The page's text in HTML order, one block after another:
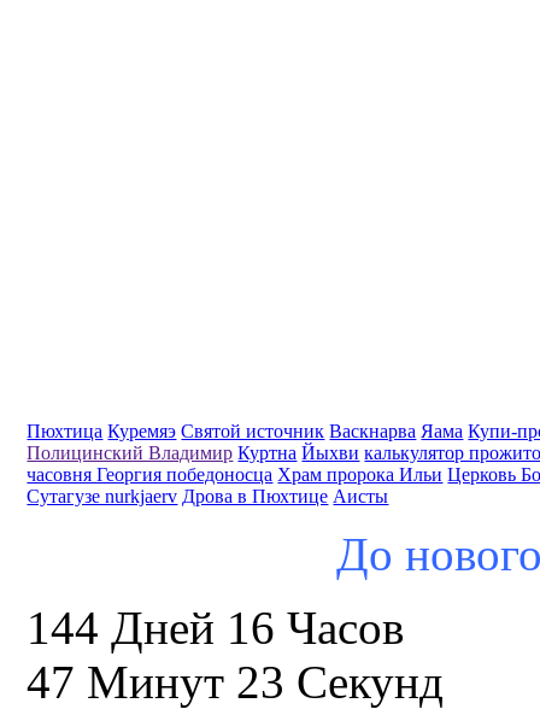
Пюхтица Куремяэ Святой источник Васкнарва Яама Купи-
Полицинский Владимир Куртна Йыхви калькулятор
часовня Георгия победоносца Храм пророка Ильи Церковь
Сутагузе nurkjaerv Дрова в Пюхтице Аисты
До
144 Дней 16 Часов
47 Минут 22 Секунд